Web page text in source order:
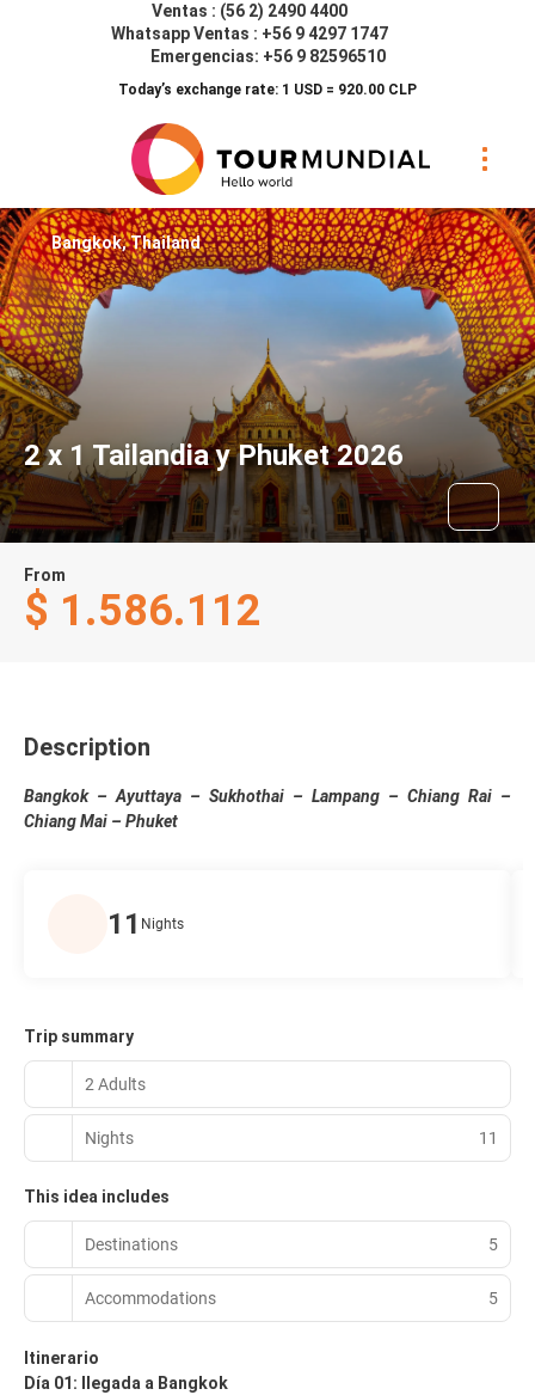
Ventas : (56 2) 2490 4400
Whatsapp Ventas : +56 9 4297 1747
Emergencias: +56 9 82596510
Today’s exchange rate: 1 USD = 920.00 CLP
2 x 1 Tailandia y Phuket 2026
Bangkok, Thailand
From
$ 1.586.112
Description
Bangkok – Ayuttaya – Sukhothai – Lampang – Chiang Rai –
Chiang Mai – Phuket
11 Nights
Trip summary
2 Adults
Nights 11
This idea includes
Destinations 5
Accommodations 5
Itinerario
Día 01: llegada a Bangkok